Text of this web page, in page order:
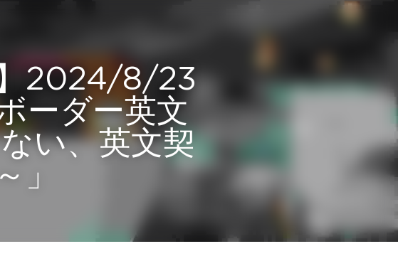
2024/8/23 ウ
ダー英文契
、英文契約